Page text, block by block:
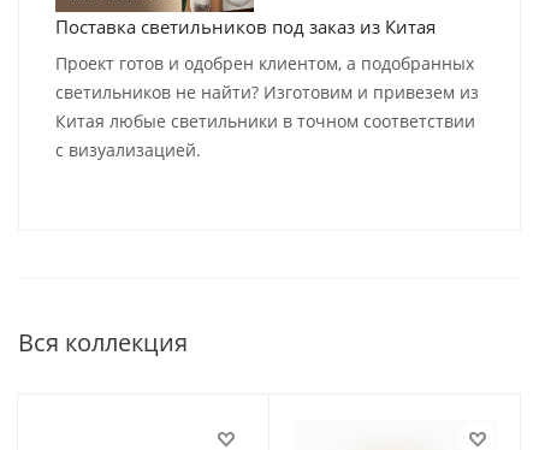
Поставка светильников под заказ из Китая
Проект готов и одобрен клиентом, а подобранных
светильников не найти? Изготовим и привезем из
Китая любые светильники в точном соответствии
с визуализацией.
Вся коллекция